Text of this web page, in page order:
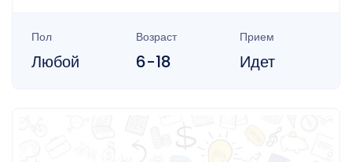
Пол
Любой
Возраст
6-18
Прием
Идет